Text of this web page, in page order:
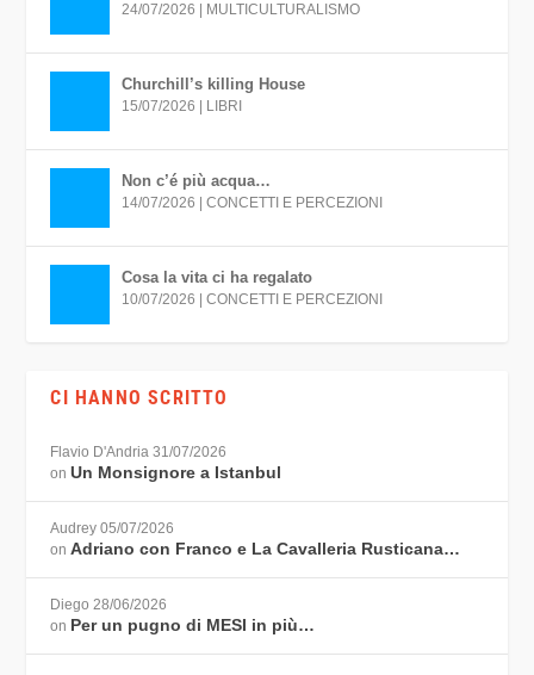
24/07/2026 MULTICULTURALISMO
Churchill’s killing House
15/07/2026 LIBRI
Non c’é più acqua…
14/07/2026 |CONCETTI E PERCEZIONI
Cosa la vita ci ha regalato
10/07/2026 |CONCETTI E PERCEZIONI
CI HANNO SCRITTO
Flavio D'Andria 31/07/2026
onUn Monsignore a Istanbul
Audrey 05/07/2026
onAdriano con Franco e La Cavalleria Rusticana…
Diego 28/06/2026
on Per un pugno di MESI in più…